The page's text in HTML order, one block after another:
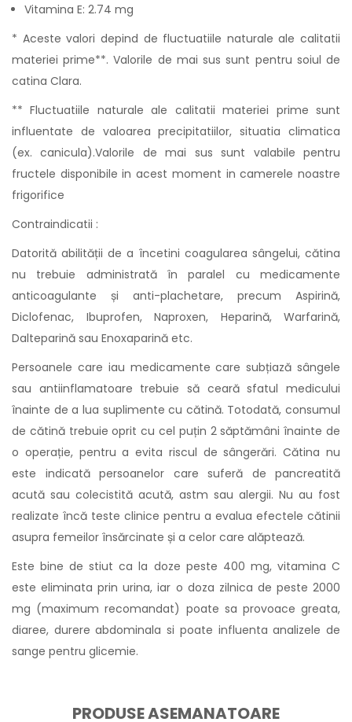
Vitamina E: 2.74 mg
* Aceste valori depind de fluctuatiile naturale ale calitatii
materiei prime**. Valorile de mai sus sunt pentru soiul de
catina Clara.
** Fluctuatiile naturale ale calitatii materiei prime sunt
influentate de valoarea precipitatiilor, situatia climatica
(ex. canicula).Valorile de mai sus sunt valabile pentru
fructele disponibile in acest moment in camerele noastre
frigorifice
Contraindicatii :
Datorită abilității de a încetini coagularea sângelui, cătina
nu trebuie administrată în paralel cu medicamente
anticoagulante și anti-plachetare, precum Aspirină,
Diclofenac, Ibuprofen, Naproxen, Heparină, Warfarină,
Dalteparină sau Enoxaparină etc.
Persoanele care iau medicamente care subțiază sângele
sau antiinflamatoare trebuie să ceară sfatul medicului
înainte de a lua suplimente cu cătină. Totodată, consumul
de cătină trebuie oprit cu cel puțin 2 săptămâni înainte de
o operație, pentru a evita riscul de sângerări. Cătina nu
este indicată persoanelor care suferă de pancreatită
acută sau colecistită acută, astm sau alergii. Nu au fost
realizate încă teste clinice pentru a evalua efectele cătinii
asupra femeilor însărcinate și a celor care alăptează.
Este bine de stiut ca la doze peste 400 mg, vitamina C
este eliminata prin urina, iar o doza zilnica de peste 2000
mg (maximum recomandat) poate sa provoace greata,
diaree, durere abdominala si poate influenta analizele de
sange pentru glicemie.
PRODUSE ASEMANATOARE